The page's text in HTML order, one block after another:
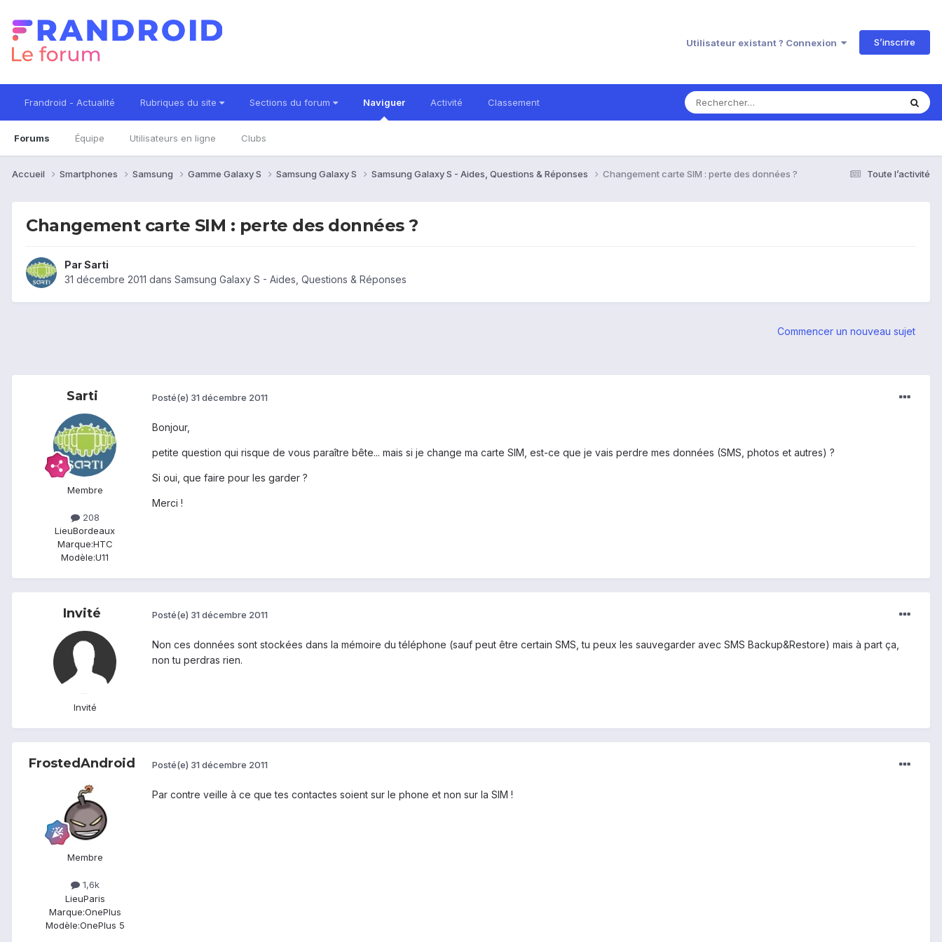
Utilisateur existant ? Connexion S’inscrire
Frandroid - Actualité Rubriques du site Sections du forum Naviguer
Forums Équipe Utilisateurs en ligne Clubs
Activité Classement
Toute l’activité
Accueil Smartphones Samsung Gamme Galaxy S Samsung Galaxy S Samsung Galaxy S - Aides, Questions & Réponses Changement carte SIM : perte des données ?
Changement carte SIM : perte des données ?
ParSarti
31 décembre 2011 dans Samsung Galaxy S - Aides, Questions & Réponses
Commencer un nouveau sujet
Sarti
Membre
208
LieuBordeaux
Marque:HTC
Modèle:U11
Posté(e) 31 décembre 2011
Bonjour,
petite question qui risque de vous paraître bête... mais si je change ma carte SIM, est-ce que je vais perdre mes données (SMS, photos et autres) ?
Si oui, que faire pour les garder ?
Merci !
Invité
Invité
Posté(e) 31 décembre 2011
Non ces données sont stockées dans la mémoire du téléphone (sauf peut être certain SMS, tu peux les sauvegarder avec SMS Backup&Restore) mais à part ça,
non tu perdras rien.
FrostedAndroid
Membre
1,6k
LieuParis
Marque:OnePlus
Modèle:OnePlus 5
Posté(e) 31 décembre 2011
Par contre veille à ce que tes contactes soient sur le phone et non sur la SIM !